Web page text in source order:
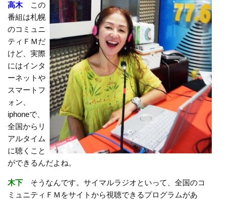
高木この
番組は札幌
のコミュニ
ティＦＭだ
けど、実際
にはインタ
ーネットや
スマートフ
ォン、
iphoneで、
全国からリ
アルタイム
に聴くこと
ができるんだよね。
木下 そうなんです。サイマルラジオといって、全国のコ
ミュニティＦＭをサイトから視聴できるプログラムがあ